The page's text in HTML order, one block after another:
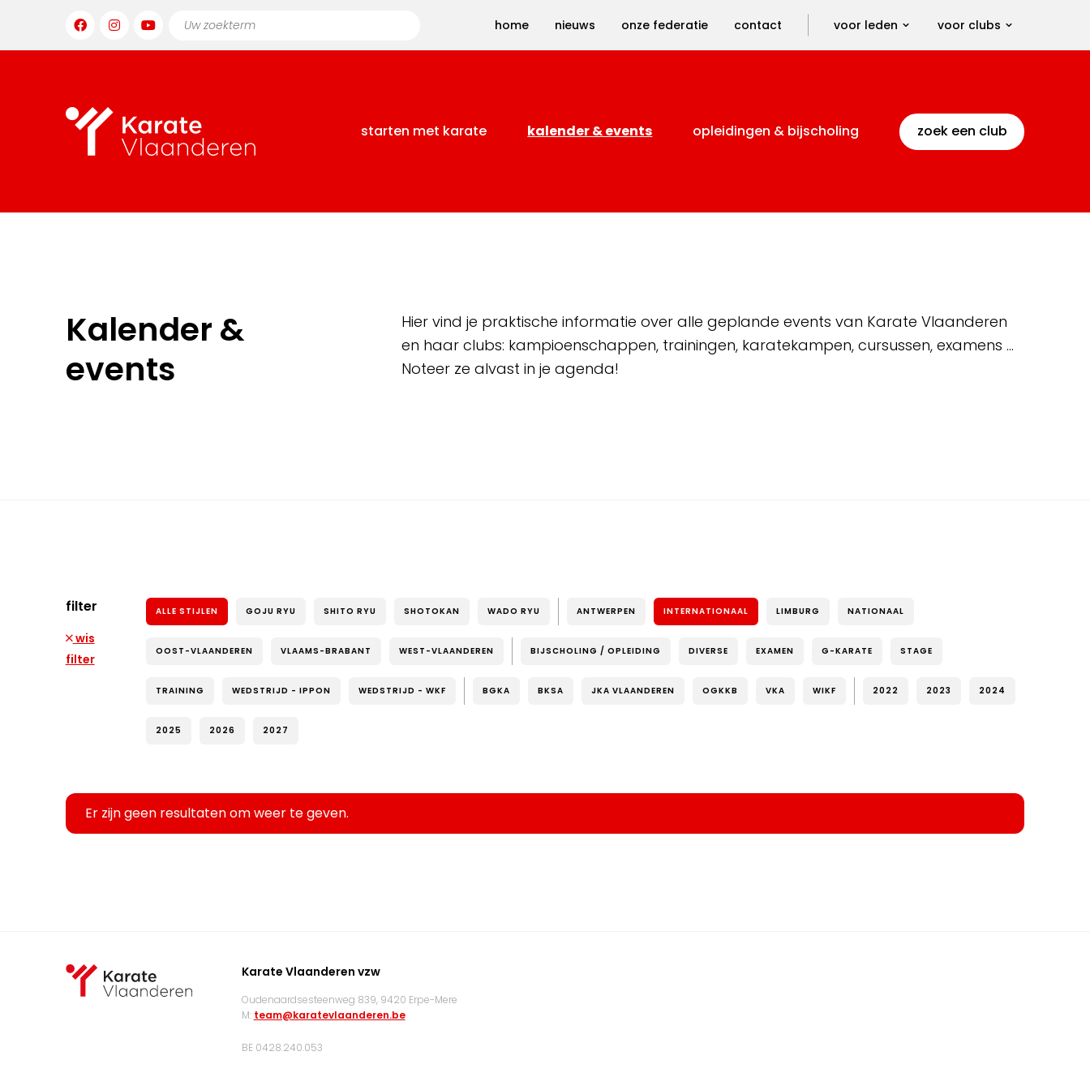
home nieuws onze federatie contact voor leden voor clubs
starten met karate kalender & events opleidingen & bijscholing zoek een club
Kalender &
events
Hier vind je praktische informatie over alle geplande events van Karate Vlaanderen
en haar clubs: kampioenschappen, trainingen, karatekampen, cursussen, examens …
Noteer ze alvast in je agenda!
filter
wis
filter
ALLE STIJLEN GOJU RYU SHITO RYU SHOTOKAN WADO RYU ANTWERPEN INTERNATIONAAL LIMBURG NATIONAAL
OOST-VLAANDEREN VLAAMS-BRABANT WEST-VLAANDEREN BIJSCHOLING / OPLEIDING DIVERSE EXAMEN G-KARATE STAGE
TRAINING WEDSTRIJD - IPPON WEDSTRIJD - WKF BGKA BKSA JKA VLAANDEREN OGKKB VKA WIKF 2022 2023 2024
2025 2026 2027
Er zijn geen resultaten om weer te geven.
Karate Vlaanderen vzw
Oudenaardsesteenweg 839, 9420 Erpe-Mere
M: team@karatevlaanderen.be
BE 0428.240.053